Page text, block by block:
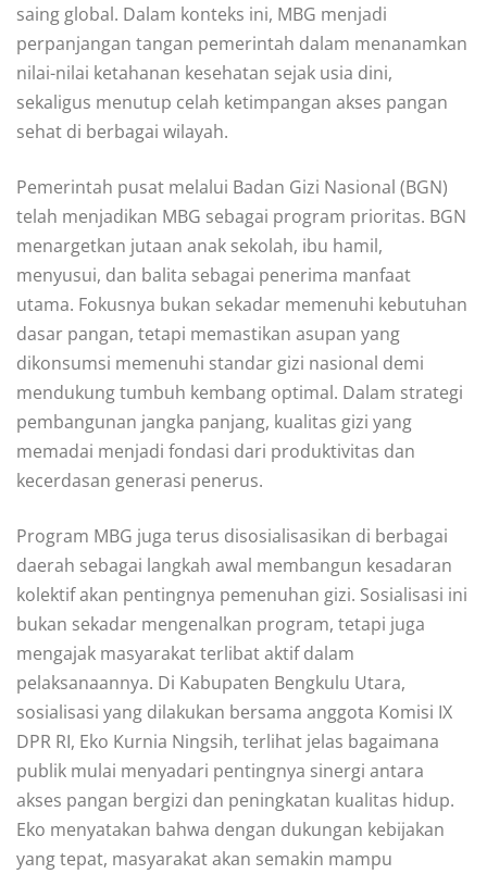
saing global. Dalam konteks ini, MBG menjadi
perpanjangan tangan pemerintah dalam menanamkan
nilai-nilai ketahanan kesehatan sejak usia dini,
sekaligus menutup celah ketimpangan akses pangan
sehat di berbagai wilayah.
Pemerintah pusat melalui Badan Gizi Nasional (BGN)
telah menjadikan MBG sebagai program prioritas. BGN
menargetkan jutaan anak sekolah, ibu hamil,
menyusui, dan balita sebagai penerima manfaat
utama. Fokusnya bukan sekadar memenuhi kebutuhan
dasar pangan, tetapi memastikan asupan yang
dikonsumsi memenuhi standar gizi nasional demi
mendukung tumbuh kembang optimal. Dalam strategi
pembangunan jangka panjang, kualitas gizi yang
memadai menjadi fondasi dari produktivitas dan
kecerdasan generasi penerus.
Program MBG juga terus disosialisasikan di berbagai
daerah sebagai langkah awal membangun kesadaran
kolektif akan pentingnya pemenuhan gizi. Sosialisasi ini
bukan sekadar mengenalkan program, tetapi juga
mengajak masyarakat terlibat aktif dalam
pelaksanaannya. Di Kabupaten Bengkulu Utara,
sosialisasi yang dilakukan bersama anggota Komisi IX
DPR RI, Eko Kurnia Ningsih, terlihat jelas bagaimana
publik mulai menyadari pentingnya sinergi antara
akses pangan bergizi dan peningkatan kualitas hidup.
Eko menyatakan bahwa dengan dukungan kebijakan
yang tepat, masyarakat akan semakin mampu